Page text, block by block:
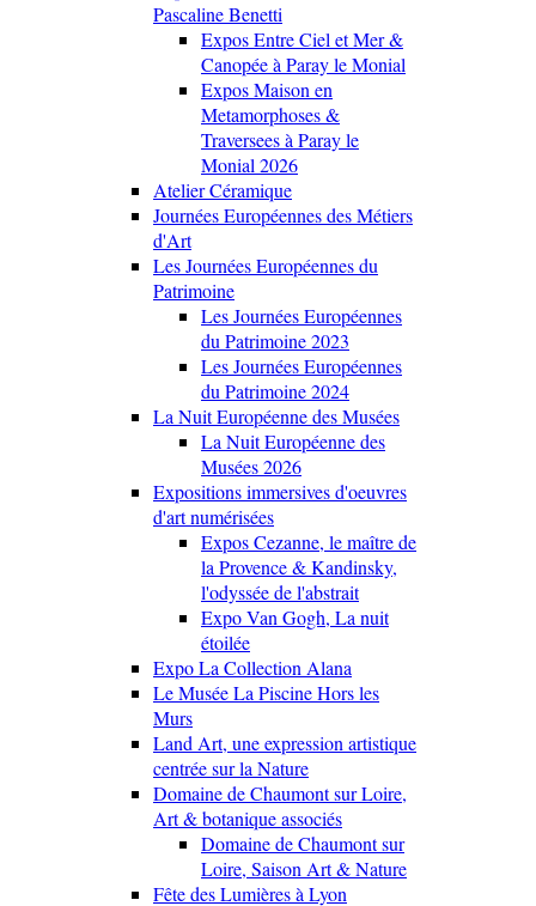
Pascaline Benetti
Expos Entre Ciel et Mer &
Canopée à Paray le Monial
Expos Maison en
Metamorphoses &
Traversees à Paray le
Monial 2026
Atelier Céramique
Journées Européennes des Métiers
d'Art
Les Journées Européennes du
Patrimoine
Les Journées Européennes
du Patrimoine 2023
Les Journées Européennes
du Patrimoine 2024
La Nuit Européenne des Musées
La Nuit Européenne des
Musées 2026
Expositions immersives d'oeuvres
d'art numérisées
Expos Cezanne, le maître de
la Provence & Kandinsky,
l'odyssée de l'abstrait
Expo Van Gogh, La nuit
étoilée
Expo La Collection Alana
Le Musée La Piscine Hors les
Murs
Land Art, une expression artistique
centrée sur la Nature
Domaine de Chaumont sur Loire,
Art & botanique associés
Domaine de Chaumont sur
Loire, Saison Art & Nature
Fête des Lumières à Lyon